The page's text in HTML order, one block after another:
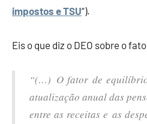
impostos e TSU“).
Eis o que diz o DEO sobre o
“(…) O fator de
atualização anual das
entre as receitas e as